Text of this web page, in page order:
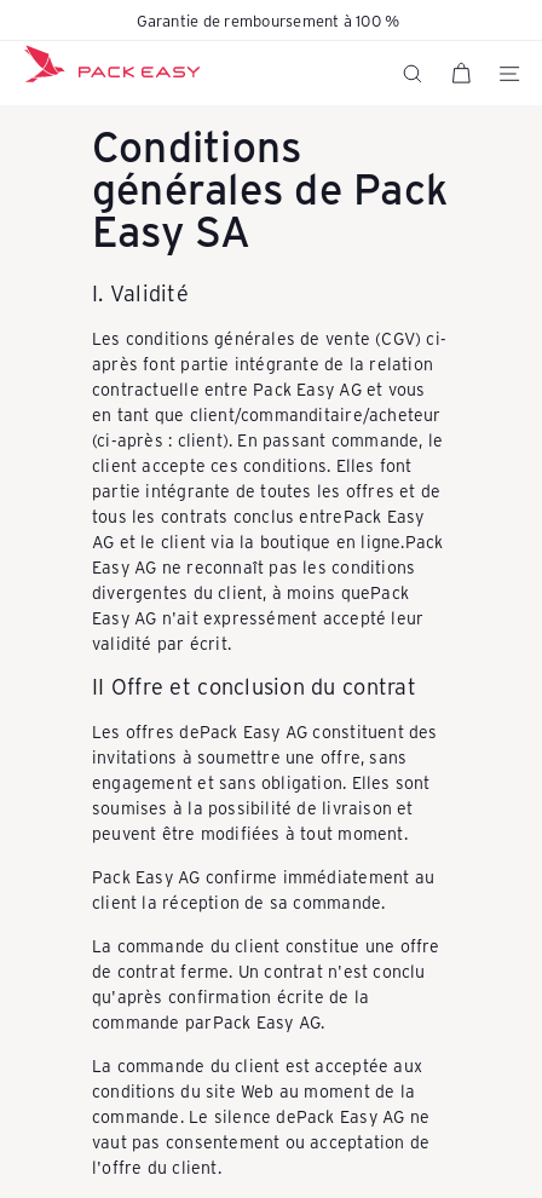
contenu
Garantie de remboursement à 100 %
K
RECHERCHER
Conditions
générales de Pack
Easy SA
I. Validité
Les conditions générales de vente (CGV) ci-
après font partie intégrante de la relation
contractuelle entre Pack Easy AG et vous
en tant que client/commanditaire/acheteur
(ci-après : client). En passant commande, le
client accepte ces conditions. Elles font
partie intégrante de toutes les offres et de
tous les contrats conclus entrePack Easy
AG et le client via la boutique en ligne.Pack
Easy AG ne reconnaît pas les conditions
divergentes du client, à moins quePack
Easy AG n'ait expressément accepté leur
validité par écrit.
II Offre et conclusion du contrat
Les offres dePack Easy AG constituent des
invitations à soumettre une offre, sans
engagement et sans obligation. Elles sont
soumises à la possibilité de livraison et
peuvent être modifiées à tout moment.
Pack Easy AG confirme immédiatement au
client la réception de sa commande.
La commande du client constitue une offre
de contrat ferme. Un contrat n'est conclu
qu'après confirmation écrite de la
commande parPack Easy AG.
La commande du client est acceptée aux
conditions du site Web au moment de la
commande. Le silence dePack Easy AG ne
vaut pas consentement ou acceptation de
l'offre du client.